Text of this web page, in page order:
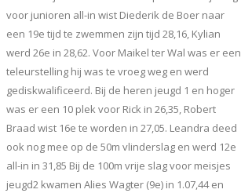
voor junioren all-in wist Diederik de Boer naar
een 19e tijd te zwemmen zijn tijd 28,16, Kylian
werd 26e in 28,62. Voor Maikel ter Wal was er een
teleurstelling hij was te vroeg weg en werd
gediskwalificeerd. Bij de heren jeugd 1 en hoger
was er een 10 plek voor Rick in 26,35, Robert
Braad wist 16e te worden in 27,05. Leandra deed
ook nog mee op de 50m vlinderslag en werd 12e
all-in in 31,85 Bij de 100m vrije slag voor meisjes
jeugd2 kwamen Alies Wagter (9e) in 1.07,44 en